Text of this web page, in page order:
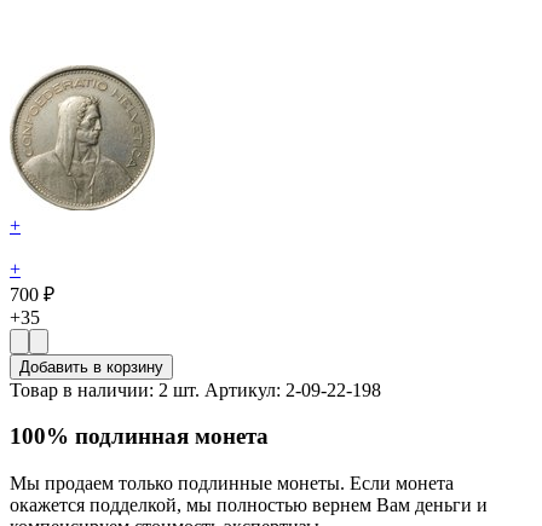
+
+
700 ₽
+35
Добавить в корзину
Товар в наличии: 2 шт. Артикул: 2-09-22-198
100% подлинная монета
Мы продаем только подлинные монеты. Если монета
окажется подделкой, мы полностью вернем Вам деньги и